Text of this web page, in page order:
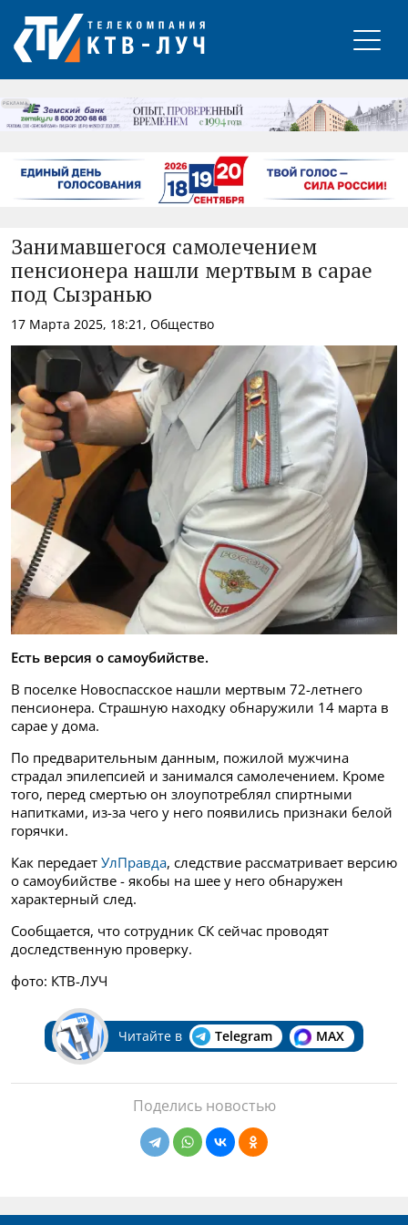
РЕКЛАМА
Занимавшегося самолечением
пенсионера нашли мертвым в сарае
под Сызранью
17 Марта 2025, 18:21, Общество
Есть версия о самоубийстве.
В поселке Новоспасское нашли мертвым 72-летнего
пенсионера. Страшную находку обнаружили 14 марта в
сарае у дома.
По предварительным данным, пожилой мужчина
страдал эпилепсией и занимался самолечением. Кроме
того, перед смертью он злоупотреблял спиртными
напитками, из-за чего у него появились признаки белой
горячки.
Как передает УлПравда, следствие рассматривает версию
о самоубийстве - якобы на шее у него обнаружен
характерный след.
Сообщается, что сотрудник СК сейчас проводят
доследственную проверку.
фото: КТВ-ЛУЧ
Читайте в Telegram MAX
Поделись новостью